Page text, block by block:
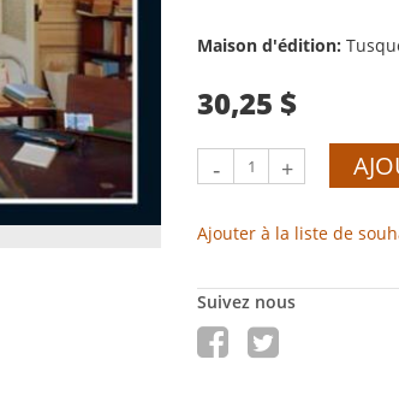
Maison d'édition:
30,25 $
- +
Ajouter à la liste de
Suivez nous